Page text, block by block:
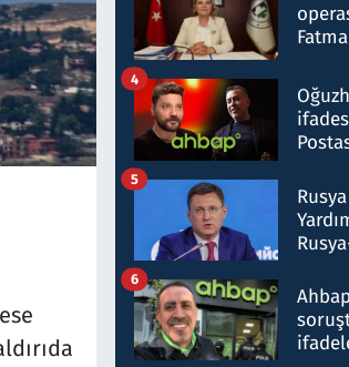
4
5
Ahbap
6